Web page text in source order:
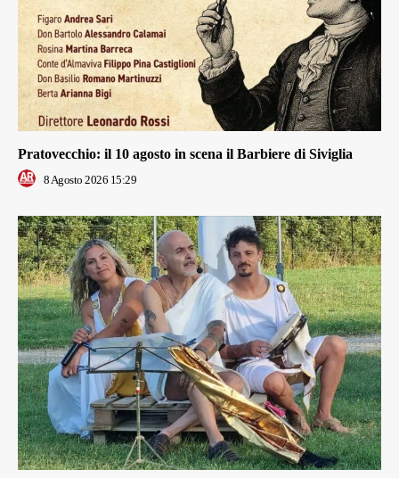
Pratovecchio: il 10 agosto in scena il Barbiere di Siviglia
8 Agosto 2026 15:29